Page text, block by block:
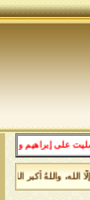
وعلى آل
واللهُ أكبر اللهُ